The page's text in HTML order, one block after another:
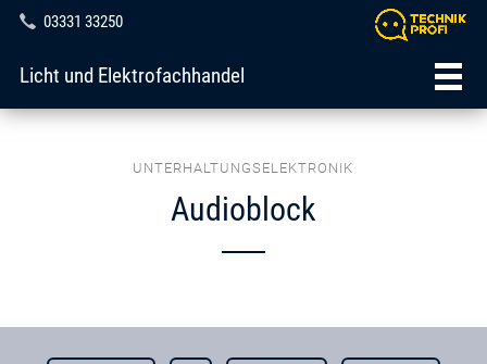
03331 33250
Licht und Elektrofachhandel
UNTERHALTUNGSELEKTRONIK
Audioblock